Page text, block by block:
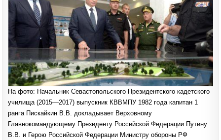
На фото: Начальник Севастопольского Президентского кадетского
училища (2015—2017) выпускник КВВМПУ 1982 года капитан 1
ранга Пискайкин В.В. докладывает Верховному
Главнокомандующему Президенту Российской Федерации Путину
В.В. и Герою Российской Федерации Министру обороны РФ